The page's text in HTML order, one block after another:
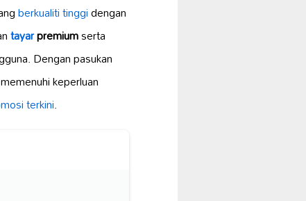
berkualiti tinggidengan
tayarpremiumserta
Dengan pasukan
keperluan
terkini.